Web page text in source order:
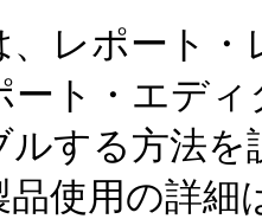
、レポート
ート・エデ
ルする方法
使用の詳